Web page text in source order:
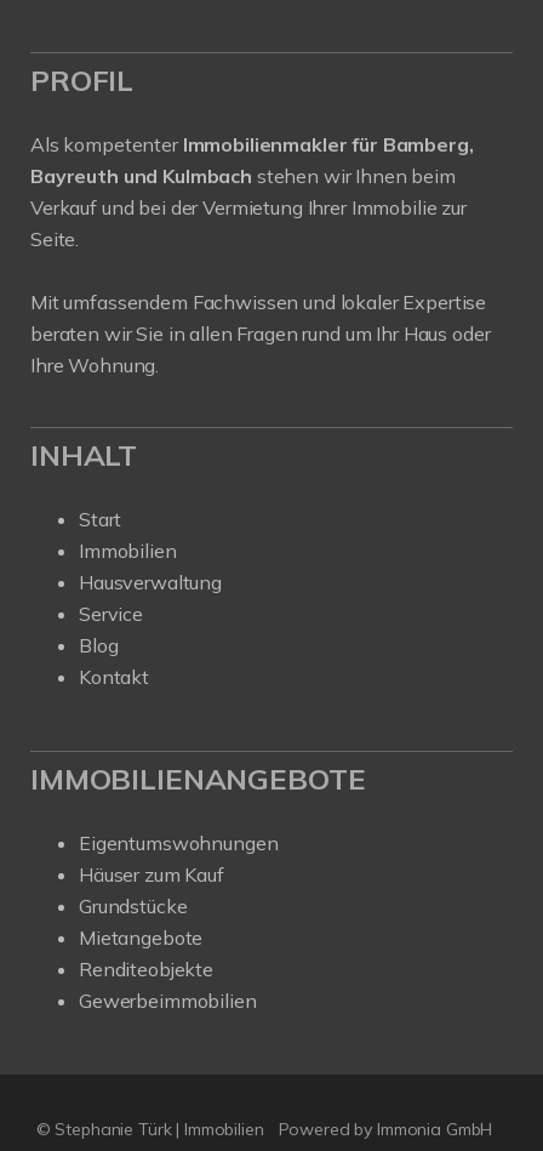
PROFIL
Als kompetenter Immobilienmakler für Bamberg,
Bayreuth und Kulmbach stehen wir Ihnen beim
Verkauf und bei der Vermietung Ihrer Immobilie zur
Seite.
Mit umfassendem Fachwissen und lokaler Expertise
beraten wir Sie in allen Fragen rund um Ihr Haus oder
Ihre Wohnung.
INHALT
Start
Immobilien
Hausverwaltung
Service
Blog
Kontakt
IMMOBILIENANGEBOTE
Eigentumswohnungen
Häuser zum Kauf
Grundstücke
Mietangebote
Renditeobjekte
Gewerbeimmobilien
© Stephanie Türk | Immobilien Powered by Immonia GmbH